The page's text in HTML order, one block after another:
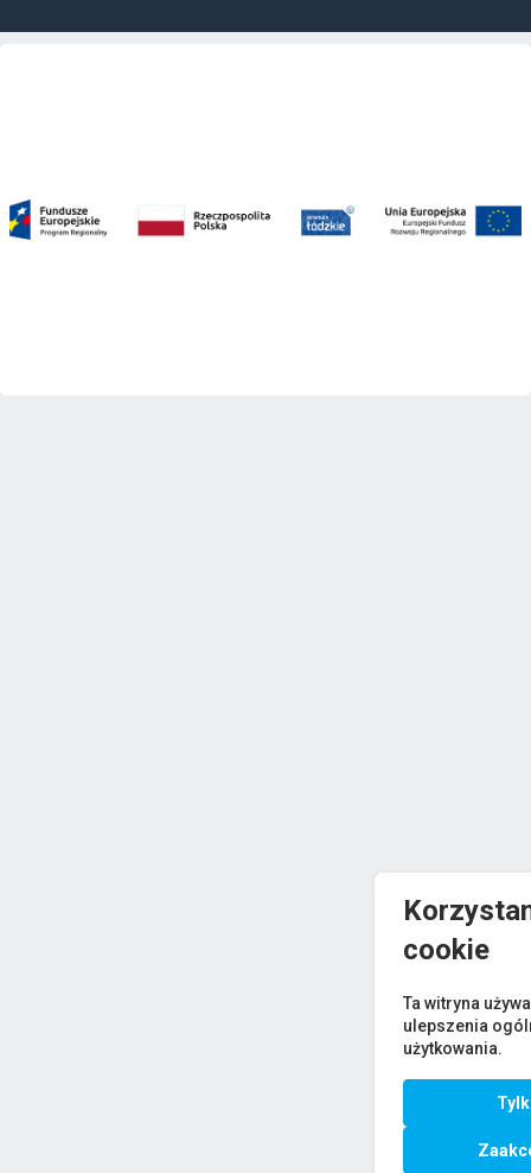
cookie
Ta witryna
ulepszenia
użytkowania.